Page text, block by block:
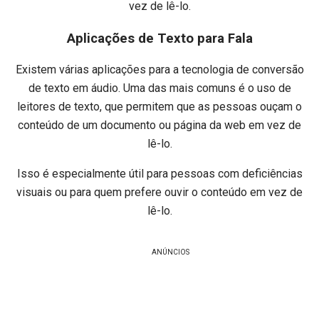
vez de lê-lo.
Aplicações de Texto para Fala
Existem várias aplicações para a tecnologia de conversão
de texto em áudio. Uma das mais comuns é o uso de
leitores de texto, que permitem que as pessoas ouçam o
conteúdo de um documento ou página da web em vez de
lê-lo.
Isso é especialmente útil para pessoas com deficiências
visuais ou para quem prefere ouvir o conteúdo em vez de
lê-lo.
ANÚNCIOS